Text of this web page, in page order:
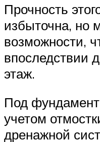
Прочность
избыточна, но
возможности,
впоследствии
этаж.
Под
учетом
дренажной